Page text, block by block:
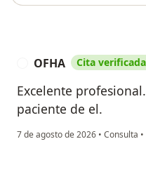
OFHA Cita verificada
Excelente
paciente de el.
7 de agosto de 2026 • Consulta •